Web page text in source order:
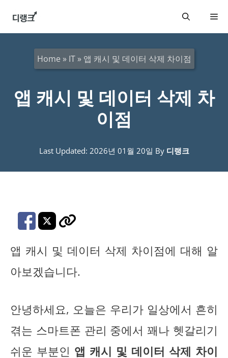
메
Home » IT» 앱 캐시 및 데이터 삭제 차이점
앱 캐시 및 데이터 삭제 차
이점
Last Updated: 2026년 01월 20일 By 디랭크
앱 캐시 및 데이터 삭제 차이점에 대해 알
아보겠습니다.
안녕하세요, 오늘은 우리가 일상에서 흔히
겪는 스마트폰 관리 중에서 꽤나 헷갈리기
쉬운 부분인 앱 캐시 및 데이터 삭제 차이